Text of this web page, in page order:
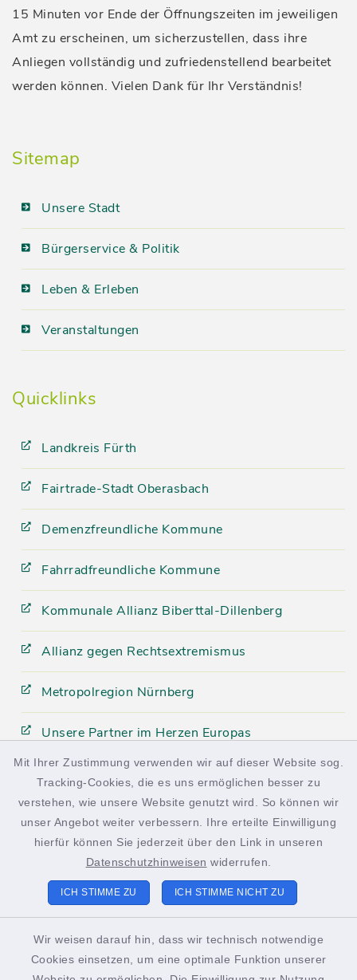
Mit Ihrer Zustimmung verwenden wir auf dieser Website sog.
Tracking-Cookies, die es uns ermöglichen besser zu
verstehen, wie unsere Website genutzt wird. So können wir
unser Angebot weiter verbessern. Ihre erteilte Einwilligung
hierfür können Sie jederzeit über den Link in unseren
Datenschutzhinweisen widerrufen.
ICH STIMME ZU ICH STIMME NICHT ZU
Wir weisen darauf hin, dass wir technisch notwendige
Cookies einsetzen, um eine optimale Funktion unserer
15 Minuten vor Ende der Öffnungszeiten im jeweiligen
Amt zu erscheinen, um sicherzustellen, dass ihre
Anliegen vollständig und zufriedenstellend bearbeitet
werden können. Vielen Dank für Ihr Verständnis!
Sitemap
Unsere Stadt
Bürgerservice & Politik
Leben & Erleben
Veranstaltungen
Quicklinks
Landkreis Fürth
Fairtrade-Stadt Oberasbach
Demenzfreundliche Kommune
Fahrradfreundliche Kommune
Kommunale Allianz Biberttal-Dillenberg
Allianz gegen Rechtsextremismus
Metropolregion Nürnberg
Unsere Partner im Herzen Europas
facebook
instagram
Kontakt
Datenschutz